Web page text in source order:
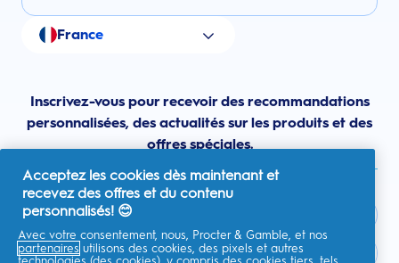
France
Inscrivez-vous pour recevoir des recommandations
personnalisées, des actualités sur les produits et des
offres spéciales.
France
Acceptez les cookies dès maintenant et
recevez des offres et du contenu
personnalisés! 😊
Avec votre consentement, nous, Procter & Gamble, et nos
partenaires utilisons des cookies, des pixels et autres